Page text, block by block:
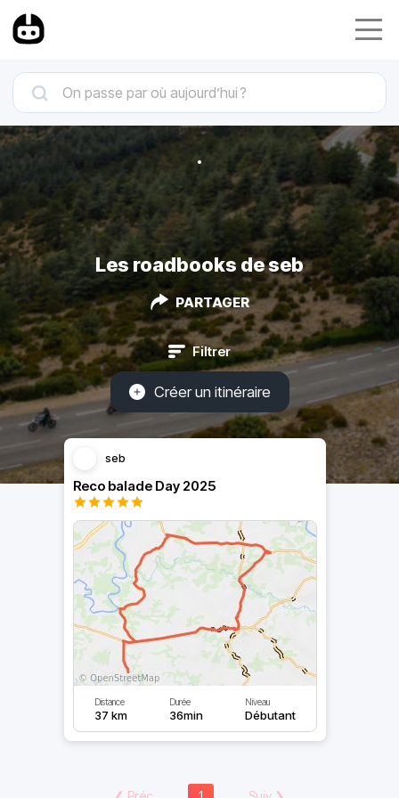
Les roadbooks de seb
PARTAGER
Filtrer
Créer un itinéraire
seb
Reco balade Day 2025
Distance
37 km
Durée
36min
Niveau
Débutant